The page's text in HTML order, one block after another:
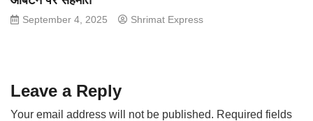
September 4, 2025 Shrimat Express
Leave a Reply
Your email address will not be published. Required fields